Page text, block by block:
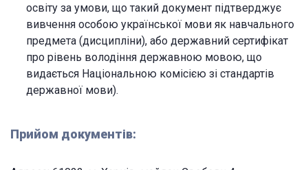
освіту за умови, що такий документ підтверджує
вивчення особою української мови як навчального
предмета (дисципліни), або державний сертифікат
про рівень володіння державною мовою, що
видається Національною комісією зі стандартів
державної мови).
Прийом документів: